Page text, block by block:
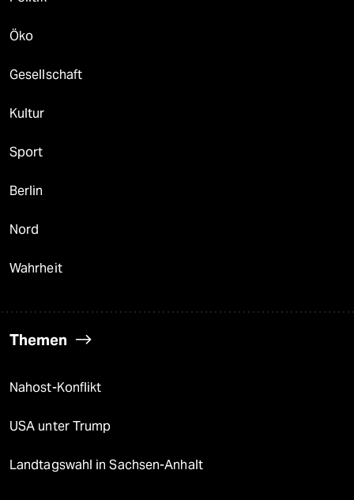
Öko
Gesellschaft
Kultur
Sport
Berlin
Nord
Wahrheit
Themen
Nahost-Konflikt
USA unter Trump
Landtagswahl in Sachsen-Anhalt